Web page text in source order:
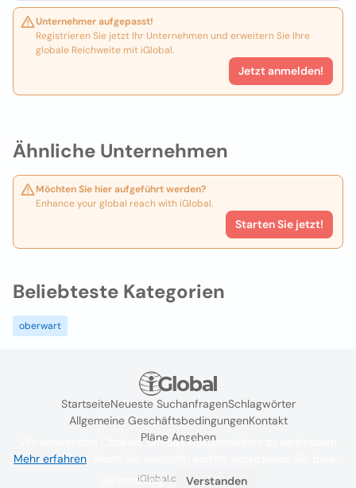
Ähnliche Unternehmen
Möchten Sie hier aufgeführt werden?
Enhance your global reach with iGlobal.
Starten Sie jetzt!
Unternehmer aufgepasst!
Registrieren Sie jetzt Ihr Unternehmen und erweitern Sie Ihre
globale Reichweite mit iGlobal.
Jetzt anmelden!
Beliebteste Kategorien
oberwart
StartseiteNeueste SuchanfragenSchlagwörter
Allgemeine GeschäftsbedingungenKontakt
Pläne Ansehen
iGlobal.co @ 2024
Wir verwenden Cookies, um das Nutzererlebnis zu verbessern
Mehr erfahren
Verwendung.
Verstanden